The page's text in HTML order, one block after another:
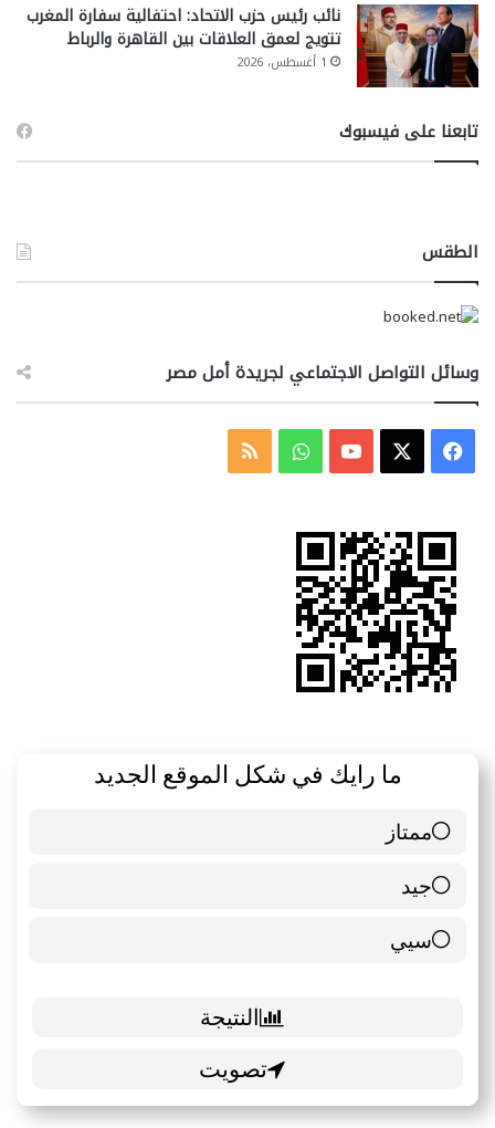
نائب رئيس حزب الاتحاد: احتفالية سفارة المغرب
تتويج لعمق العلاقات بين القاهرة والرباط
1 أغسطس، 2026
تابعنا على فيسبوك
الطقس
وسائل التواصل الاجتماعي لجريدة أمل مصر
فيسبوك ‫YouTubeواتسابملخص
ما رايك في شكل الموقع الجديد
ممتاز
6 ( 85.71 % )
جيد
0 ( 0 % )
سيي
1 ( 14.29 % )